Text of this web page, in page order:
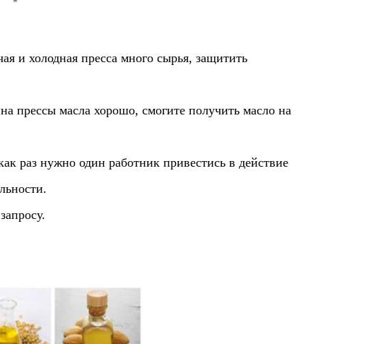
и холодная пресса много сырья, защитить
прессы масла хорошо, смогите получить масло на
раз нужно один работник привестись в действие